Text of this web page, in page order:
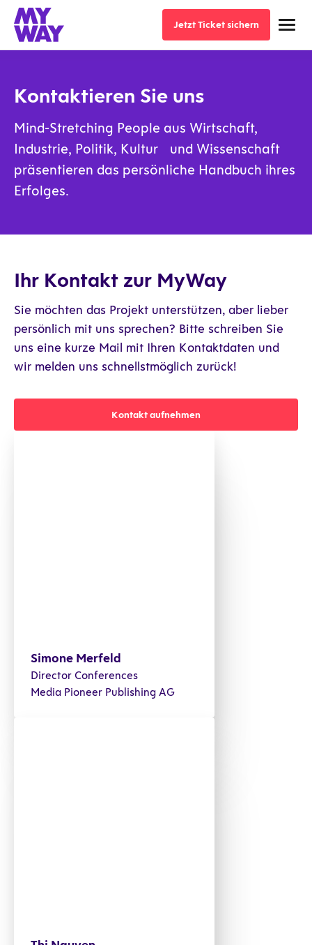
Jetzt Ticket sichern
Jetzt Ticket sichern
Kontaktieren Sie uns
Mind-Stretching People aus Wirtschaft,
Industrie, Politik, Kultur und Wissenschaft
präsentieren das persönliche Handbuch ihres
Erfolges.
Ihr Kontakt zur MyWay
Sie möchten das Projekt unterstützen, aber lieber
persönlich mit uns sprechen? Bitte schreiben Sie
uns eine kurze Mail mit Ihren Kontaktdaten und
wir melden uns schnellstmöglich zurück!
Kontakt aufnehmen
Simone Merfeld
Director Conferences
Media Pioneer Publishing AG